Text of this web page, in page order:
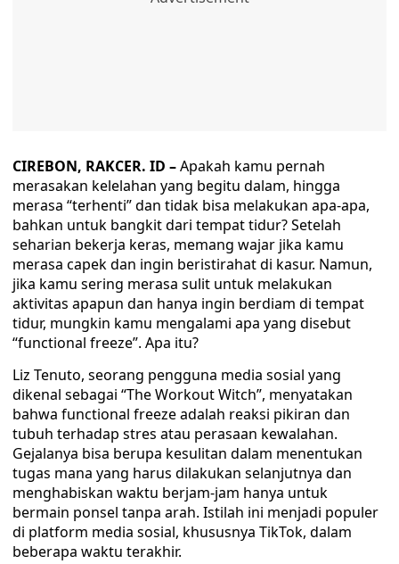
CIREBON, RAKCER. ID –Apakah kamu pernah
merasakan kelelahan yang begitu dalam, hingga
merasa “terhenti” dan tidak bisa melakukan apa-apa,
bahkan untuk bangkit dari tempat tidur? Setelah
seharian bekerja keras, memang wajar jika kamu
merasa capek dan ingin beristirahat di kasur. Namun,
jika kamu sering merasa sulit untuk melakukan
aktivitas apapun dan hanya ingin berdiam di tempat
tidur, mungkin kamu mengalami apa yang disebut
“functional freeze”. Apa itu?
Liz Tenuto, seorang pengguna media sosial yang
dikenal sebagai “The Workout Witch”, menyatakan
bahwa functional freeze adalah reaksi pikiran dan
tubuh terhadap stres atau perasaan kewalahan.
Gejalanya bisa berupa kesulitan dalam menentukan
tugas mana yang harus dilakukan selanjutnya dan
menghabiskan waktu berjam-jam hanya untuk
bermain ponsel tanpa arah. Istilah ini menjadi populer
di platform media sosial, khususnya TikTok, dalam
beberapa waktu terakhir.